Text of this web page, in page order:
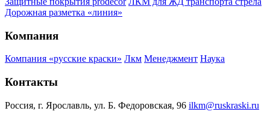
Дорожная разметка «линия»
Компания
Компания «русские краски» Лкм Менеджмент Наука
Контакты
Россия, г. Ярославль, ул. Б. Федоровская, 96 ilkm@ruskraski.ru